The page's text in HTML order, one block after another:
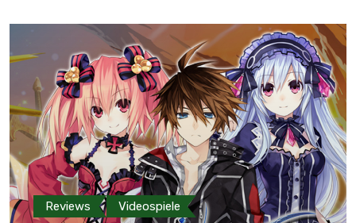
Reviews Videospiele